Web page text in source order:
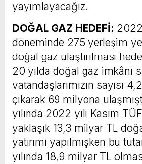
yayımlayacağız.
DOĞAL GAZ HEDEFİ:
döneminde 275 yerleşim
doğal gaz ulaştırılması
20 yılda doğal gaz imkânı
vatandaşlarımızın sayısı
çıkarak 69 milyona
yılında 2022 yılı Kasım
yaklaşık 13,3 milyar TL
yatırımı yapılmışken bu
yılında 18,9 milyar TL